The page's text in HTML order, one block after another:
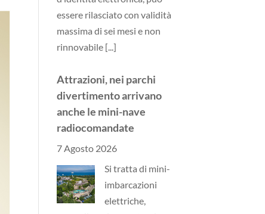
essere rilasciato con validità
massima di sei mesi e non
rinnovabile [...]
Attrazioni, nei parchi
divertimento arrivano
anche le mini-nave
radiocomandate
7 Agosto 2026
Si tratta di mini-
imbarcazioni
elettriche,